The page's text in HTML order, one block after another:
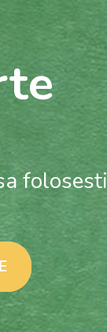
folosesti